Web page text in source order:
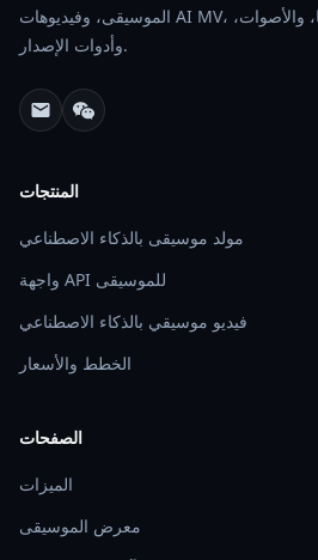
الموسيقى، وفيديوهات AI MV، والأغاني المعاد أداؤها، والأصوات،
وأدوات الإصدار.
المنتجات
مولد موسيقى بالذكاء الاصطناعي
واجهة API للموسيقى
فيديو موسيقي بالذكاء الاصطناعي
الخطط والأسعار
الصفحات
الميزات
معرض الموسيقى